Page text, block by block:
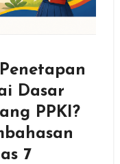
Dasar
PPKI?
7